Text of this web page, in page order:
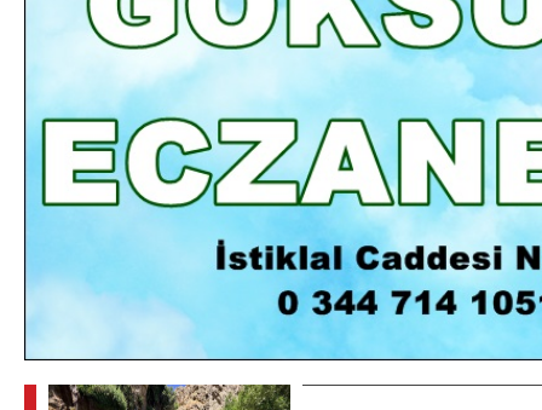
GÜNLÜK HABER AKIŞI
GÖKSUN HAFIZLIK KIZ KUR’AN KURSU
ÖĞRENCILERINE DARENDE GEZISI.